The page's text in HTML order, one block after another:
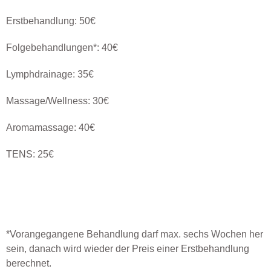
Erstbehandlung: 50€
Folgebehandlungen*: 40€
Lymphdrainage: 35€
Massage/Wellness: 30€
Aromamassage: 40€
TENS: 25€
*Vorangegangene Behandlung darf max. sechs Wochen her
sein, danach wird wieder der Preis einer Erstbehandlung
berechnet.